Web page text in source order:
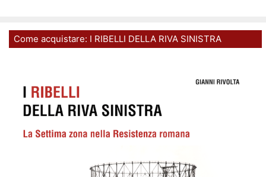
Come acquistare: I RIBELLI DELLA RIVA SINISTRA